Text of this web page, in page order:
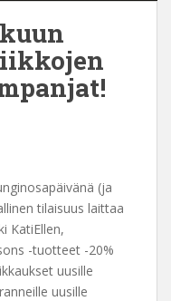
(ja
tilaisuus laittaa
KatiEllen,
-tuotteet -20%
uusille
uusille